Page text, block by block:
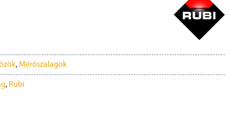
, Mérőszalagok
, Rubi